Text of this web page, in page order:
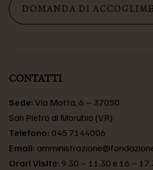
DOMANDA DI
CONTATTI
Sede: Via Motta, 6 – 37050
San Pietro di Morubio (VR)
Telefono: 045 7144006
Email:
Orari Visite: 9.30 – 11.30 e 16 –